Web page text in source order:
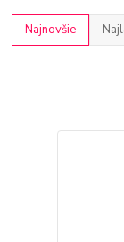
Najnovšie